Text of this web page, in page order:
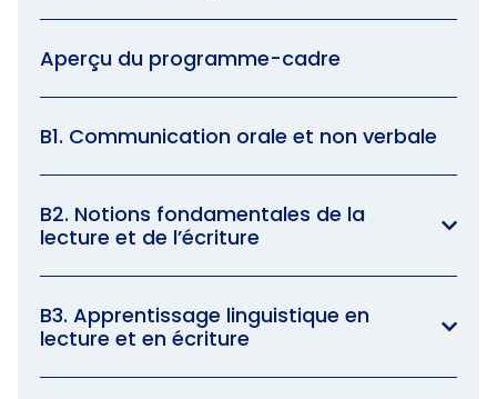
Aperçu du programme-cadre
B1. Communication orale et non verbale
B2. Notions fondamentales de la
lecture et de l’écriture
B3. Apprentissage linguistique en
lecture et en écriture